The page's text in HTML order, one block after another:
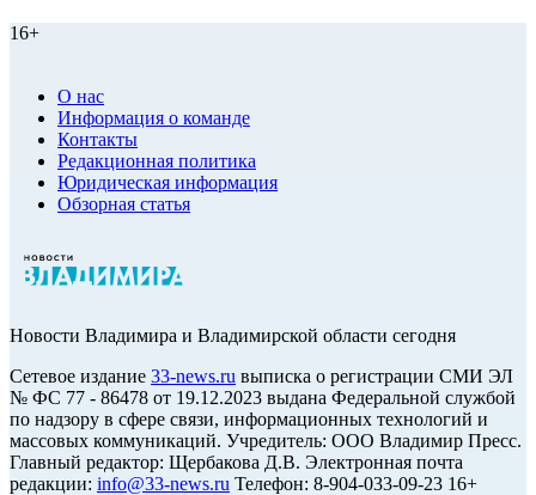
16+
О нас
Информация о команде
Контакты
Редакционная политика
Юридическая информация
Обзорная статья
Новости Владимира и Владимирской области сегодня
Cетевое издание 33-news.ru выписка о регистрации СМИ ЭЛ
№ ФС 77 - 86478 от 19.12.2023 выдана Федеральной службой
по надзору в сфере связи, информационных технологий и
массовых коммуникаций. Учредитель: ООО Владимир Пресс.
Главный редактор: Щербакова Д.В. Электронная почта
редакции: info@33-news.ru Телефон: 8-904-033-09-23 16+